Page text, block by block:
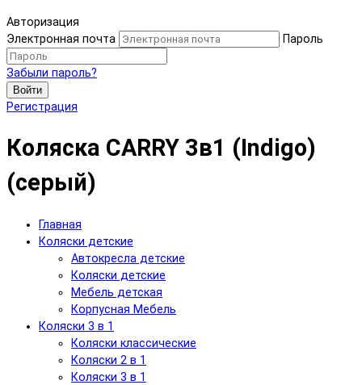
Авторизация
Электронная почта
Пароль
Забыли пароль?
Войти
Регистрация
Коляска CARRY 3в1 (Indigo)
(серый)
Главная
Коляски детские
Автокресла детские
Коляски детские
Мебель детская
Корпусная Мебель
Коляски 3 в 1
Коляски классические
Коляски 2 в 1
Коляски 3 в 1